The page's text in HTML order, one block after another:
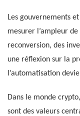
Les gouvernements
mesurer l’ampleur
reconversion, des
une réflexion sur la
l’automatisation
Dans le monde
sont des valeurs